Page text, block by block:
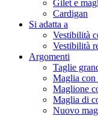
Gilet e
Cardigan
Si adatta a
Vestibilità
Vestibilità
Argomenti
Taglie
Maglia
Maglione
Maglia di
Nuovo